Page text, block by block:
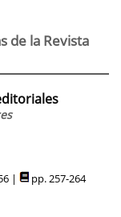
de la Revista
| pp. 257-264